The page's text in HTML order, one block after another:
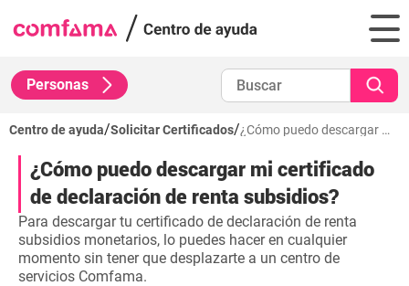
Personas
Centro de ayuda/Solicitar Certificados/ ¿Cómo puedo descargar mi certificado de declaración de renta subsidios?
¿Cómo puedo descargar mi certificado
de declaración de renta subsidios?
Para descargar tu certificado de declaración de renta
subsidios monetarios, lo puedes hacer en cualquier
momento sin tener que desplazarte a un centro de
servicios Comfama.